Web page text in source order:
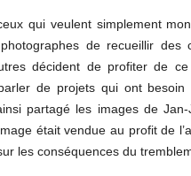
qui veulent simplement
de recueillir des
décident de profiter de
de projets qui ont
partagé les images de
était vendue au profit de
les conséquences du